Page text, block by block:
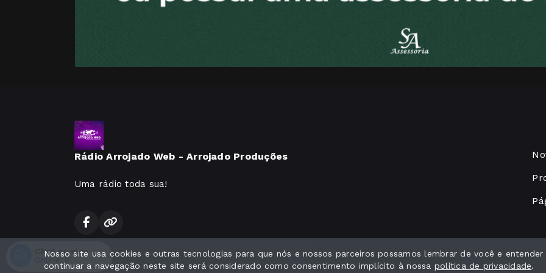
Rádio Arrojado Web - Arrojado Produções
Uma rádio toda sua!
Todos os direitos reservados.
Nosso site usa cookies e outras tecnologias para que nós e nossos parceiros possamos lembrar de você e
continuar a navegação neste site será considerado como consentimento implícito à nossa política de privacidade.
Chat ao vivo